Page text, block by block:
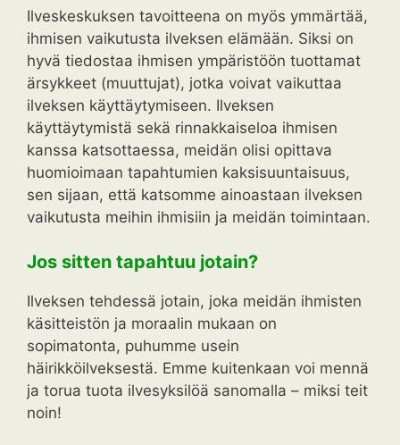
Ilveskeskuksen tavoitteena on myös ymmärtää,
ihmisen vaikutusta ilveksen elämään. Siksi on
hyvä tiedostaa ihmisen ympäristöön tuottamat
ärsykkeet (muuttujat), jotka voivat vaikuttaa
ilveksen käyttäytymiseen. Ilveksen
käyttäytymistä sekä rinnakkaiseloa ihmisen
kanssa katsottaessa, meidän olisi opittava
huomioimaan tapahtumien kaksisuuntaisuus,
sen sijaan, että katsomme ainoastaan ilveksen
vaikutusta meihin ihmisiin ja meidän toimintaan.
Jos sitten tapahtuu jotain?
Ilveksen tehdessä jotain, joka meidän ihmisten
käsitteistön ja moraalin mukaan on
sopimatonta, puhumme usein
häirikköilveksestä. Emme kuitenkaan voi mennä
ja torua tuota ilvesyksilöä sanomalla – miksi teit
noin!